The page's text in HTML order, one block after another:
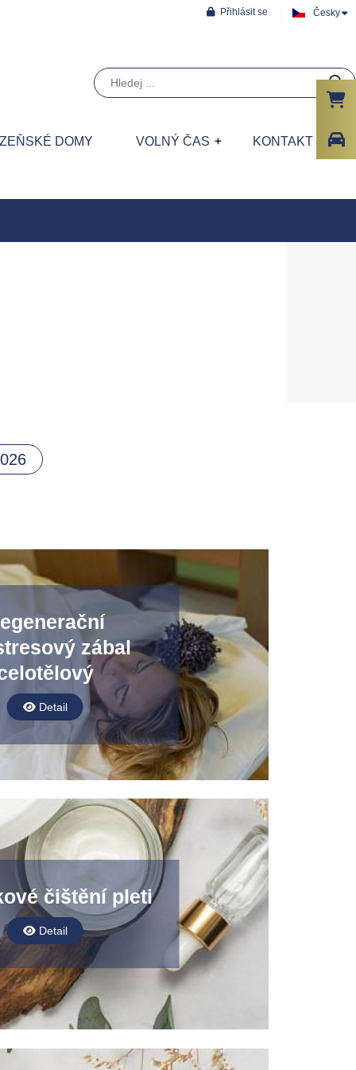
Česky
Přihlásit se
DOMY VOLNÝ ČAS KONTAKT
zábal
Detail
čištění pleti
Detail